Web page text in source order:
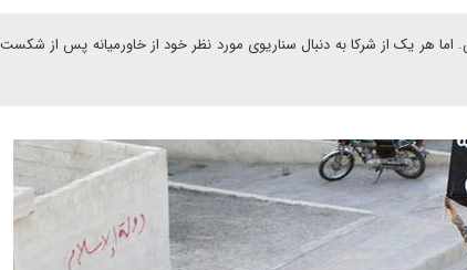
هر یک از شرکا به دنبال سناریوی مورد نظر خود از خاورمیانه پس از